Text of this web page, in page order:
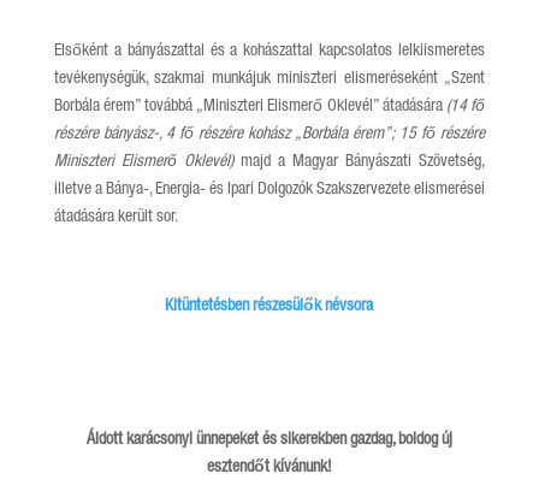
Elsőként a bányászattal és a kohászattal kapcsolatos lelkiismeretes
tevékenységük, szakmai munkájuk miniszteri elismeréseként „Szent
Borbála érem” továbbá „Miniszteri Elismerő Oklevél” átadására(14 fő
részére bányász-, 4 fő részére kohász „Borbála érem”; 15 fő részére
Miniszteri Elismerő Oklevél)majd a Magyar Bányászati Szövetség,
illetve a Bánya-, Energia- és Ipari Dolgozók Szakszervezete elismerései
átadására került sor.
Kitüntetésben részesülők névsora
Áldott karácsonyi ünnepeket és sikerekben gazdag, boldog új
esztendőt kívánunk!